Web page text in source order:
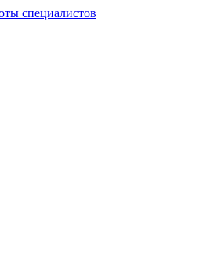
специалистов